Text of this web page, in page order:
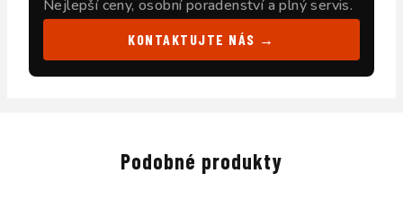
Nejlepší ceny, osobní poradenství a plný servis.
KONTAKTUJTE NÁS →
Podobné produkty